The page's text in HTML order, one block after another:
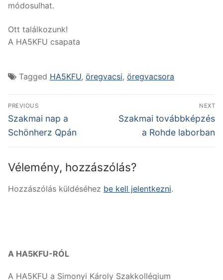
módosulhat.
Ott találkozunk!
A HA5KFU csapata
Tagged HA5KFU, öregvacsi, öregvacsora
Bejegyzés
navigáció
PREVIOUS
Previous
post:
Szakmai nap a
Schönherz Qpán
NEXT
Next
Szakmai továbbképzés
a Rohde laborban
Vélemény, hozzászólás?
Hozzászólás küldéséhez be kell jelentkezni.
A HA5KFU-RÓL
A HA5KFU a Simonyi Károly Szakkollégium